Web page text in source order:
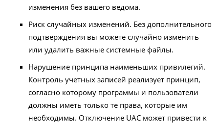
изменения без вашего ведома.
Риск случайных изменений. Без дополнительного
подтверждения вы можете случайно изменить
или удалить важные системные файлы.
Нарушение принципа наименьших привилегий.
Контроль учетных записей реализует принцип,
согласно которому программы и пользователи
должны иметь только те права, которые им
необходимы. Отключение UAC может привести к